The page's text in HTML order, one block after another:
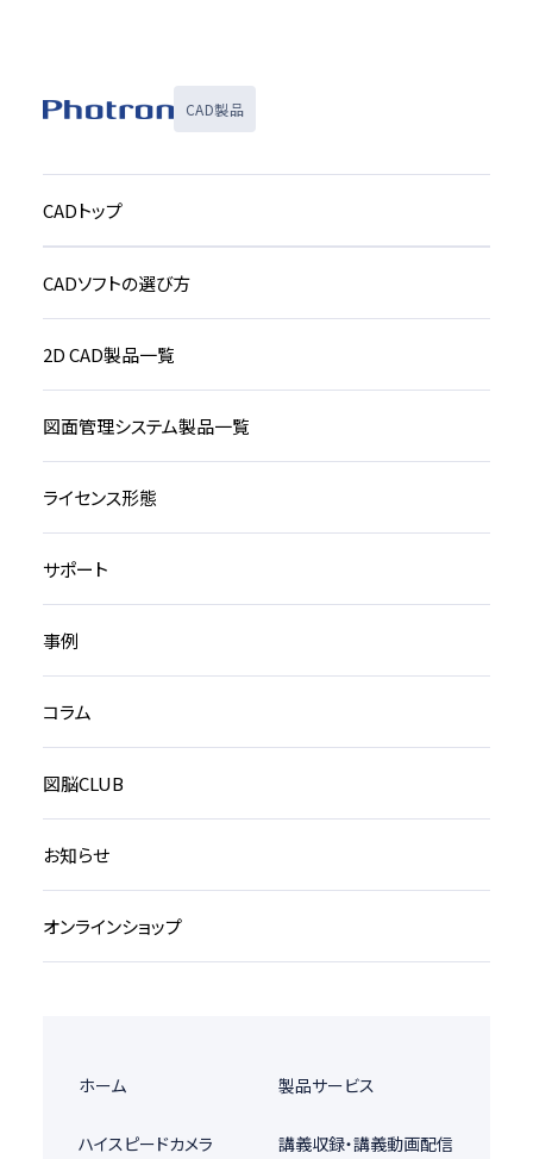
CAD製品
CADトップ
CADソフトの選び方
2D CAD製品一覧
図面管理システム製品一覧
ライセンス形態
サポート
事例
コラム
図脳CLUB
お知らせ
オンラインショップ
ホーム 製品サービス
ハイスピードカメラ
講義収録・講義動画配信